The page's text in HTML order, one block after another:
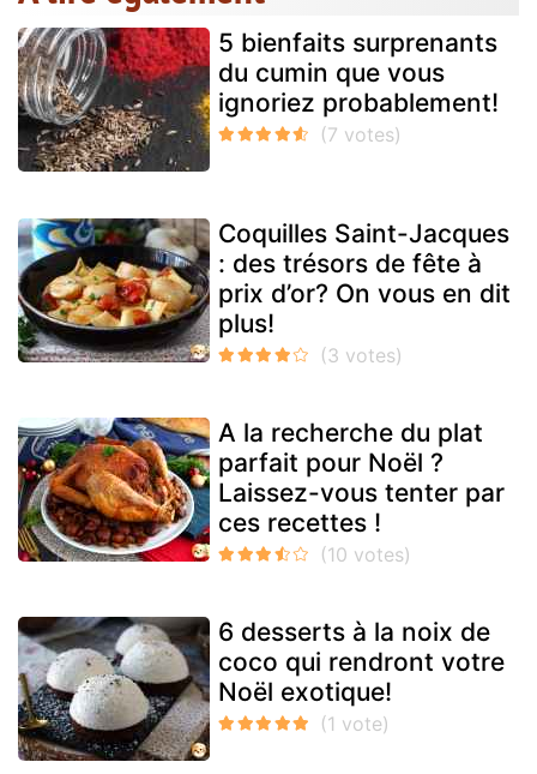
5 bienfaits surprenants
du cumin que vous
ignoriez probablement!
Coquilles Saint-Jacques
: des trésors de fête à
prix d’or? On vous en dit
plus!
A la recherche du plat
parfait pour Noël ?
Laissez-vous tenter par
ces recettes !
6 desserts à la noix de
coco qui rendront votre
Noël exotique!